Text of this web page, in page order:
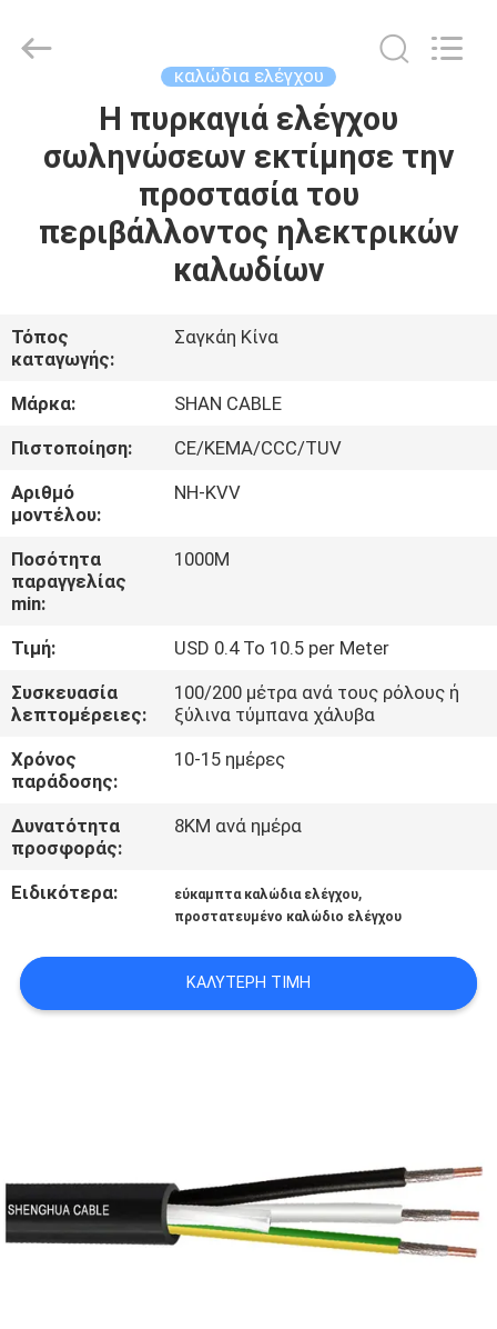
ΑΡΧΙΚΉ
ΣΕΛΊΔΑ
ΠΡΟΪΌΝΤΑ
ΕΜΦΆΝΙΣΗ
VR
ΣΧΕΤΙΚΆ
ΜΕ
ΕΜΆΣ
ΕΡΓΟΣΤΑΣΊΩΝ
ΠΟΙΟΤΙΚΌΣ
ΈΛΕΓΧΟΣ
ΕΠΑΦΉ
BLOG
NEWS
(Group)
καλώδια ελέγχου
Η πυρκαγιά ελέγχου
σωληνώσεων εκτίμησε την
προστασία του
περιβάλλοντος ηλεκτρικών
καλωδίων
Τόπος
καταγωγής:
Σαγκάη Κίνα
Μάρκα:
SHAN CABLE
Πιστοποίηση:
CE/KEMA/CCC/TUV
Αριθμό
μοντέλου:
NH-KVV
Ποσότητα
παραγγελίας
min:
1000M
Τιμή:
USD 0.4 To 10.5 per Meter
Συσκευασία
λεπτομέρειες:
100/200 μέτρα ανά τους ρόλους ή
ξύλινα τύμπανα χάλυβα
Χρόνος
παράδοσης:
10-15 ημέρες
Δυνατότητα
προσφοράς:
8KM ανά ημέρα
Ειδικότερα: εύκαμπτα καλώδια ελέγχου,
προστατευμένο καλώδιο ελέγχου
ΚΑΛΎΤΕΡΗ ΤΙΜΉ